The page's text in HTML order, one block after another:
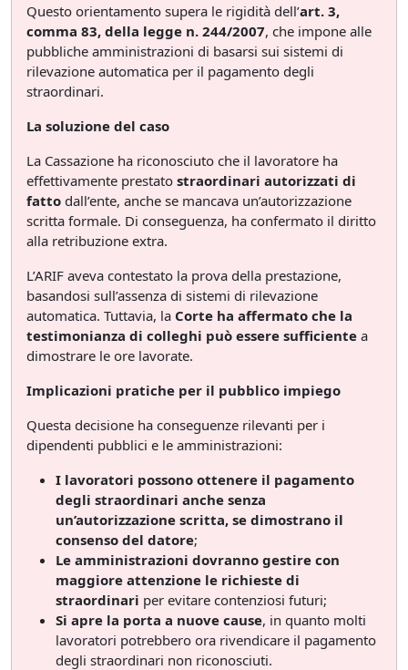
Questo orientamento supera le rigidità dell’art. 3,
comma 83, della legge n. 244/2007, che impone alle
pubbliche amministrazioni di basarsi sui sistemi di
rilevazione automatica per il pagamento degli
straordinari.
La soluzione del caso
La Cassazione ha riconosciuto che il lavoratore ha
effettivamente prestato straordinari autorizzati di
fatto dall’ente, anche se mancava un’autorizzazione
scritta formale. Di conseguenza, ha confermato il diritto
alla retribuzione extra.
L’ARIF aveva contestato la prova della prestazione,
basandosi sull’assenza di sistemi di rilevazione
automatica. Tuttavia, la Corte ha affermato che la
testimonianza di colleghi può essere sufficiente a
dimostrare le ore lavorate.
Implicazioni pratiche per il pubblico impiego
Questa decisione ha conseguenze rilevanti per i
dipendenti pubblici e le amministrazioni:
I lavoratori possono ottenere il pagamento
degli straordinari anche senza
un’autorizzazione scritta, se dimostrano il
consenso del datore;
Le amministrazioni dovranno gestire con
maggiore attenzione le richieste di
straordinari per evitare contenziosi futuri;
Si apre la porta a nuove cause, in quanto molti
lavoratori potrebbero ora rivendicare il pagamento
degli straordinari non riconosciuti.